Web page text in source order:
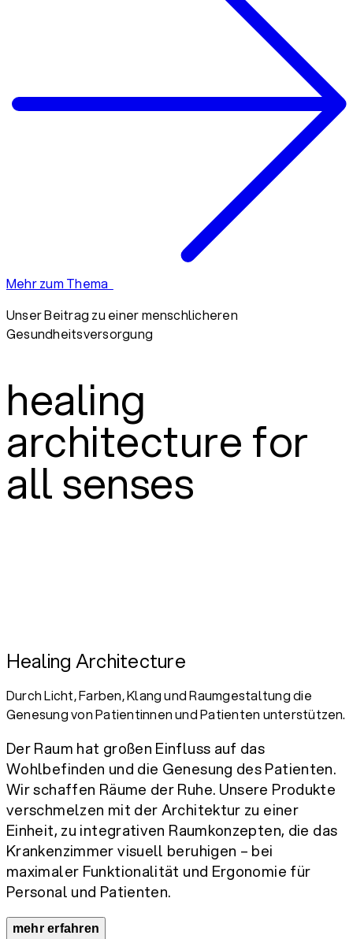
Mehr zum Thema
Unser Beitrag zu einer menschlicheren
Gesundheitsversorgung
healing
architecture for
all senses
Healing Architecture
Durch Licht, Farben, Klang und Raumgestaltung die
Genesung von Patientinnen und Patienten unterstützen.
Der Raum hat großen Einfluss auf das
Wohlbefinden und die Genesung des Patienten.
Wir schaffen Räume der Ruhe. Unsere Produkte
verschmelzen mit der Architektur zu einer
Einheit, zu integrativen Raumkonzepten, die das
Krankenzimmer visuell beruhigen – bei
maximaler Funktionalität und Ergonomie für
Personal und Patienten.
mehr erfahren